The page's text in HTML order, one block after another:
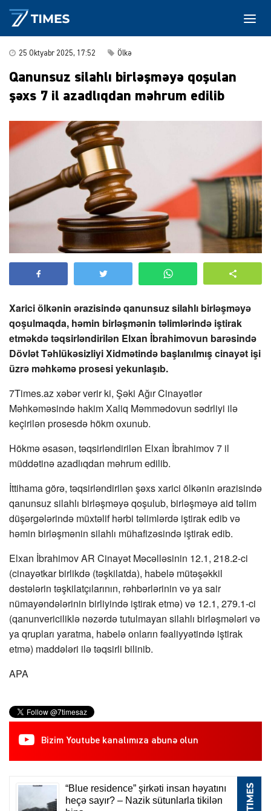
25 Oktyabr 2025, 17:52 Ölkə
Qanunsuz silahlı birləşməyə qoşulan
şəxs 7 il azadlıqdan məhrum edilib
Xarici ölkənin ərazisində qanunsuz silahlı birləşməyə
qoşulmaqda, həmin birləşmənin təlimlərində iştirak
etməkdə təqsirləndirilən Elxan İbrahimovun barəsində
Dövlət Təhlükəsizliyi Xidmətində başlanılmış cinayət işi
üzrə məhkəmə prosesi yekunlaşıb.
7Times.az xəbər verir ki, Şəki Ağır Cinayətlər
Məhkəməsində hakim Xaliq Məmmədovun sədrliyi ilə
keçirilən prosesdə hökm oxunub.
Hökmə əsasən, təqsirləndirilən Elxan İbrahimov 7 il
müddətinə azadlıqdan məhrum edilib.
İttihama görə, təqsirləndirilən şəxs xarici ölkənin ərazisində
qanunsuz silahlı birləşməyə qoşulub, birləşməyə aid təlim
düşərgələrində müxtəlif hərbi təlimlərdə iştirak edib və
həmin birləşmənin silahlı mühafizəsində iştirak edib.
Elxan İbrahimov AR Cinayət Məcəlləsinin 12.1, 218.2-ci
(cinayətkar birlikdə (təşkilatda), habelə mütəşəkkil
dəstələrin təşkilatçılarının, rəhbərlərinin və ya sair
nümayəndələrinin birliyində iştirak etmə) və 12.1, 279.1-ci
(qanunvericiliklə nəzərdə tutulmayan silahlı birləşmələri və
ya qrupları yaratma, habelə onların fəaliyyətində iştirak
etmə) maddələri ilə təqsirli bilinib.
APA
Bizim Youtube kanalımıza abunə olun